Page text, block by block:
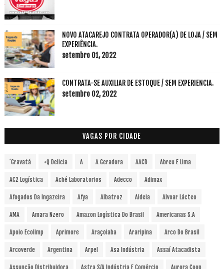
NOVO ATACAREJO CONTRATA OPERADOR(A) DE LOJA / SEM
EXPERIÊNCIA.
setembro 01, 2022
CONTRATA-SE AUXILIAR DE ESTOQUE / SEM EXPERIENCIA.
setembro 02, 2022
VAGAS POR CIDADE
´Gravatá +Q Delicia A A Geradora AACD Abreu E Lima
AC2 Logística Aché Laboratorios Adecco Adimax
Afogados Da Ingazeira Afya Albatroz Aldeia Alvoar Lácteo
AMA Amara Nzero Amazon Logística Do Brasil Americanas S.A
Apoio Ecolimp Aprimore Araçoiaba Araripina Arco Do Brasil
Arcoverde Argentina Arpel Asa Indústria Assaí Atacadista
Assunção Distribuidora Astra S/A Indústria E Comércio Aurora Coop